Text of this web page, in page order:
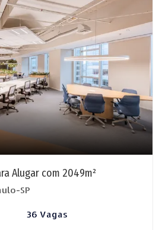
Alugar com 2049m²
SP
36 Vagas